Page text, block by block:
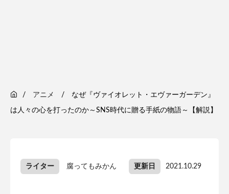
アニメ なぜ『ヴァイオレット・エヴァーガーデン』
は人々の心を打ったのか～SNS時代に贈る手紙の物語～【解説】
ライター 腐ってもみかん 更新日 2021.10.29